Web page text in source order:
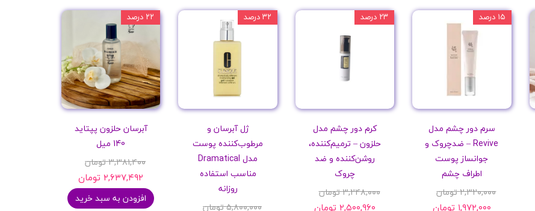
سرم دور چشم مدل
Revive – ضدچروک و
جوانساز پوست
اطراف چشم
۲,۳۲۰,۰۰۰ تومان
۱,۹۷۲,۰۰۰ تومان
۱۵ درصد
کرم دور چشم مدل
حلزون – ترمیم‌کننده،
روشن‌کننده و ضد
چروک
۳,۲۴۸,۰۰۰ تومان
۲,۵۰۰,۹۶۰ تومان
۲۳ درصد
ژل آبرسان و
مرطوب‌کننده پوست
مدل Dramatical
مناسب استفاده
روزانه
۵,۸۰۰,۰۰۰ تومان
۳۲ درصد
آبرسان حلزون پپتاید
140 میل
۳,۳۸۱,۴۰۰ تومان
۲,۶۳۷,۴۹۲ تومان
افزودن به سبد خرید
۲۲ درصد